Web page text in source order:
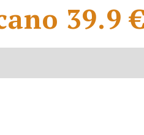
39.9